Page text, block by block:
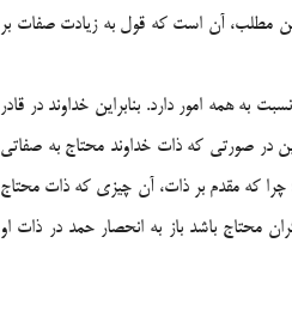
مطلب، آن است كه قول به زيادت صفات بر
همه امور دارد. بنابراين خداوند در قادر
صفت قدرت ندارد و در عالم بودن خود محتاج به صفت علم نيست».[6] بنابراين در صورتي كه ذات خداوند محتاج به صفاتي
چرا كه مقدم بر ذات، آن چيزي كه ذات محتاج
محتاج باشد باز به انحصار حمد در ذات او